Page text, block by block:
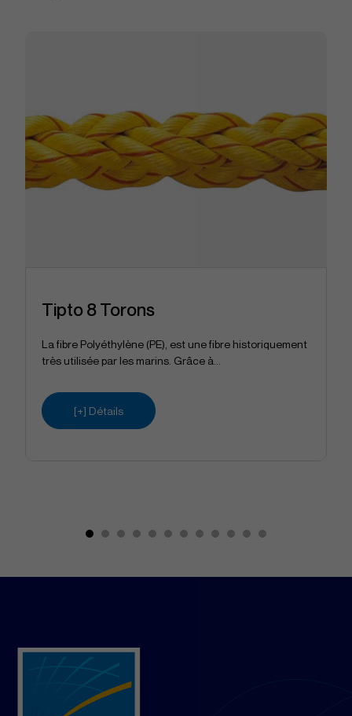
Tipto 8 Torons
La fibre Polyéthylène (PE), est une fibre historiquement
très utilisée par les marins. Grâce à...
[+] Détails